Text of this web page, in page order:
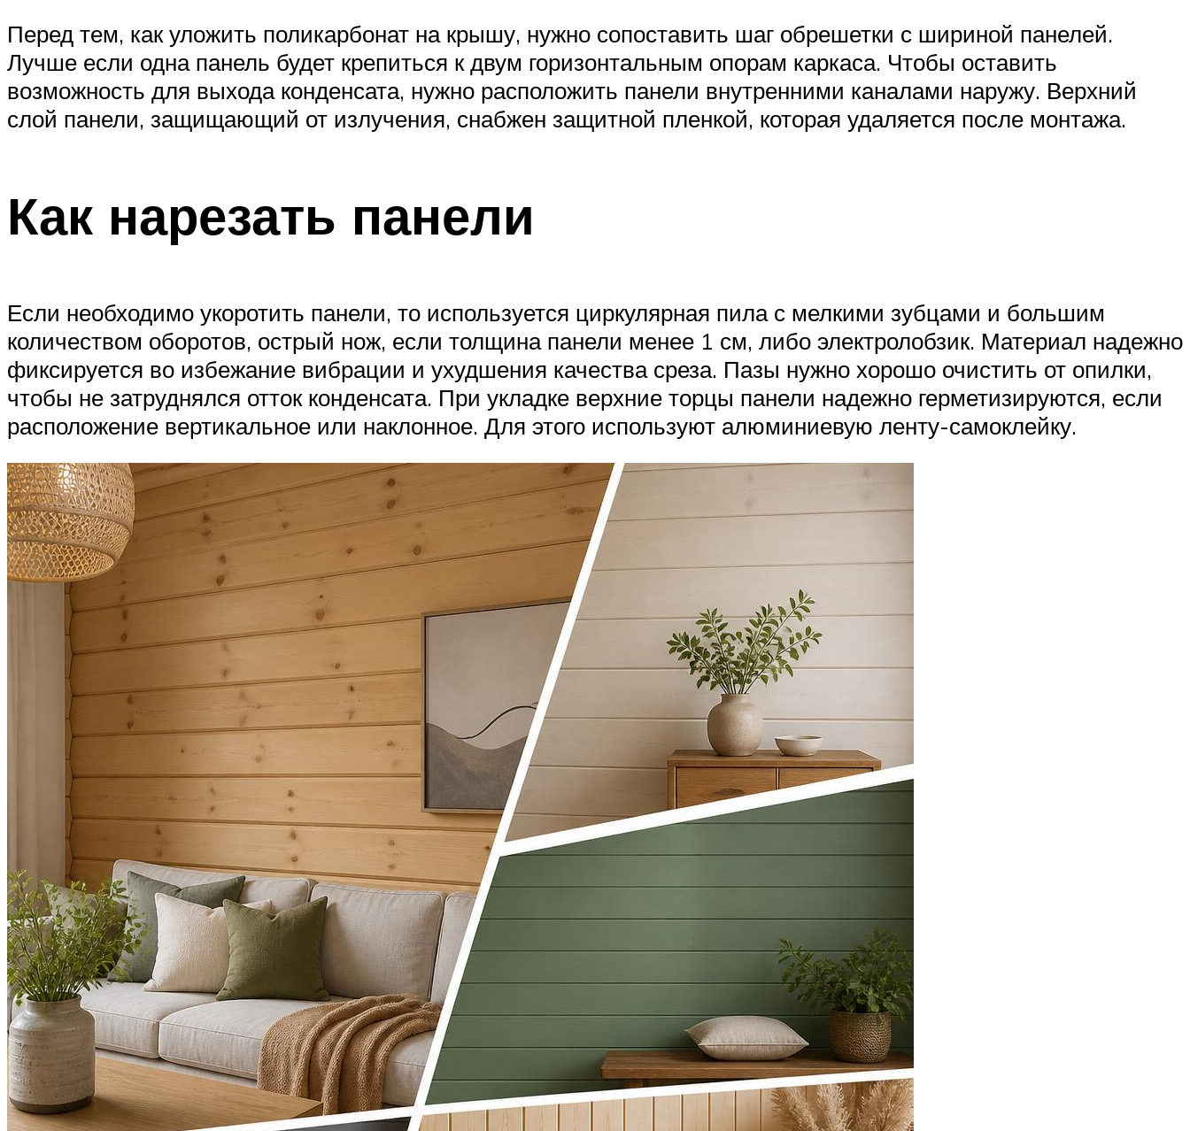
Перед тем, как уложить поликарбонат на крышу, нужно сопоставить шаг обрешетки с шириной панелей.
Лучше если одна панель будет крепиться к двум горизонтальным опорам каркаса. Чтобы оставить
возможность для выхода конденсата, нужно расположить панели внутренними каналами наружу. Верхний
слой панели, защищающий от излучения, снабжен защитной пленкой, которая удаляется после монтажа.
Как нарезать панели
Если необходимо укоротить панели, то используется циркулярная пила с мелкими зубцами и большим
количеством оборотов, острый нож, если толщина панели менее 1 см, либо электролобзик. Материал надежно
фиксируется во избежание вибрации и ухудшения качества среза. Пазы нужно хорошо очистить от опилки,
чтобы не затруднялся отток конденсата. При укладке верхние торцы панели надежно герметизируются, если
расположение вертикальное или наклонное. Для этого используют алюминиевую ленту-самоклейку.